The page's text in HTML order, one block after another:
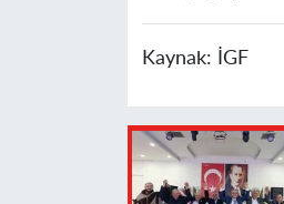
Kaynak: İGF